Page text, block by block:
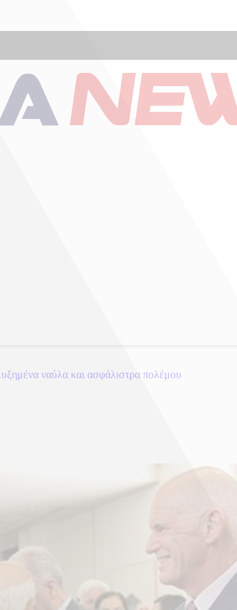
ναύλα και ασφάλιστρα πολέμου